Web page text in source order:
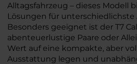
Alltagsfahrzeug – dieses Modell
Lösungen für
Besonders geeignet ist der T7
abenteuerlustige Paare oder
Wert auf eine kompakte, aber
Ausstattung legen und